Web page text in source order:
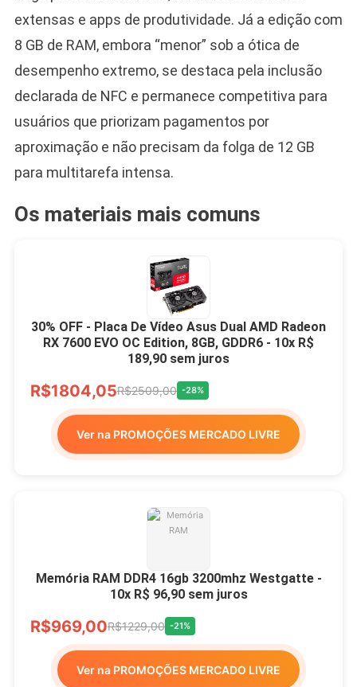
extensas e apps de produtividade. Já a edição com
8 GB de RAM, embora “menor” sob a ótica de
desempenho extremo, se destaca pela inclusão
declarada de NFC e permanece competitiva para
usuários que priorizam pagamentos por
aproximação e não precisam da folga de 12 GB
para multitarefa intensa.
Os materiais mais comuns
30% OFF - Placa De Vídeo Asus Dual AMD Radeon
RX 7600 EVO OC Edition, 8GB, GDDR6 - 10x R$
189,90 sem juros
R$1804,05R$2509,00 -28%
Ver na PROMOÇÕES MERCADO LIVRE
Memória RAM DDR4 16gb 3200mhz Westgatte -
10x R$ 96,90 sem juros
R$969,00R$1229,00 -21%
Ver na PROMOÇÕES MERCADO LIVRE